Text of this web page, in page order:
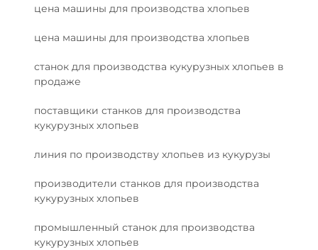
цена машины для производства хлопьев
цена машины для производства хлопьев
станок для производства кукурузных хлопьев в
продаже
поставщики станков для производства
кукурузных хлопьев
линия по производству хлопьев из кукурузы
производители станков для производства
кукурузных хлопьев
промышленный станок для производства
кукурузных хлопьев